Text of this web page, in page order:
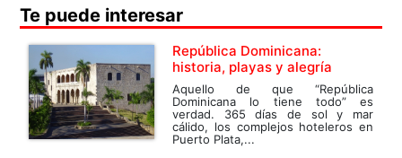
Te puede interesar
República Dominicana:
historia, playas y alegría
Aquello de que “República
Dominicana lo tiene todo” es
verdad. 365 días de sol y mar
cálido, los complejos hoteleros en
Puerto Plata,...